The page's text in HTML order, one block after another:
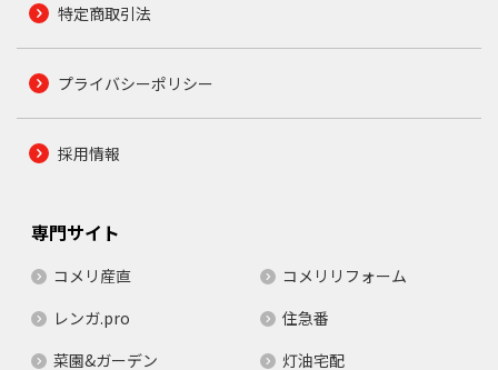
特定商取引法
プライバシーポリシー
採用情報
専門サイト
コメリ産直
コメリリフォーム
レンガ.pro
住急番
菜園&ガーデン
灯油宅配